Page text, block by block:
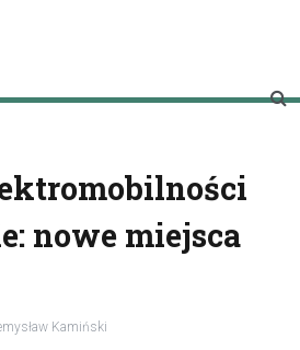
o Pszczynie
nowe miejsca
Kamiński